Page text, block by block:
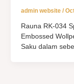
admin website /
Rauna RK-034
Embossed
Saku dalam